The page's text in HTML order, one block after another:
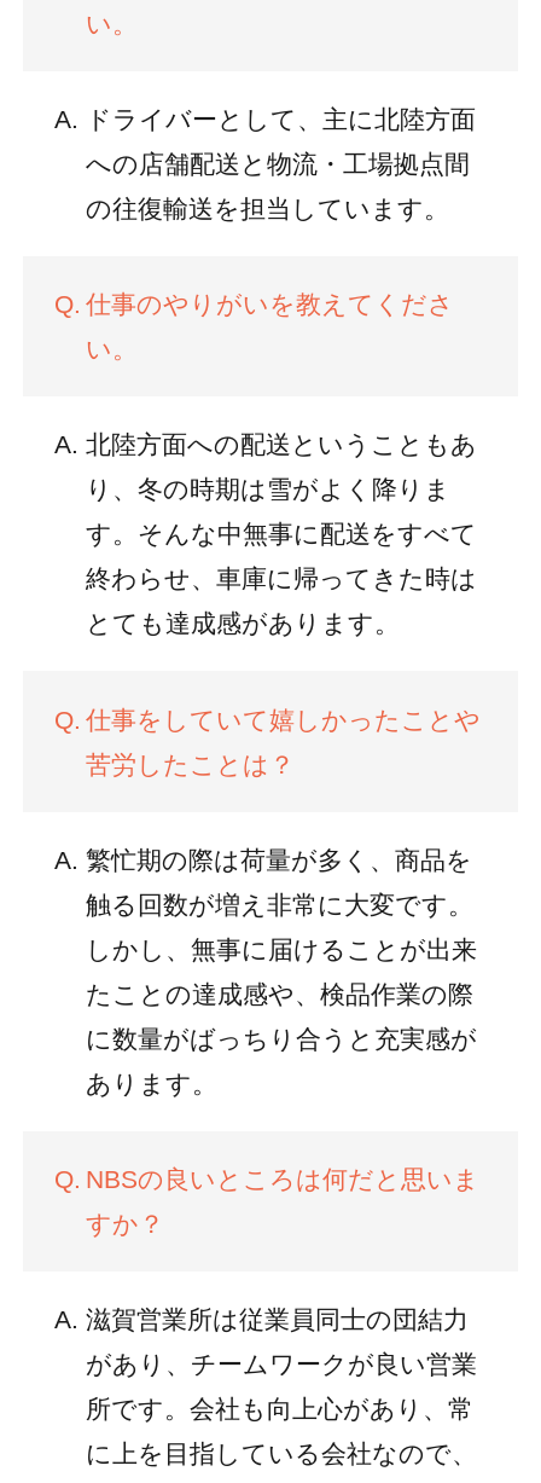
い。
ドライバーとして、主に北陸方面
への店舗配送と物流・工場拠点間
の往復輸送を担当しています。
仕事のやりがいを教えてくださ
い。
北陸方面への配送ということもあ
り、冬の時期は雪がよく降りま
す。そんな中無事に配送をすべて
終わらせ、車庫に帰ってきた時は
とても達成感があります。
仕事をしていて嬉しかったことや
苦労したことは？
繁忙期の際は荷量が多く、商品を
触る回数が増え非常に大変です。
しかし、無事に届けることが出来
たことの達成感や、検品作業の際
に数量がばっちり合うと充実感が
あります。
NBSの良いところは何だと思いま
すか？
滋賀営業所は従業員同士の団結力
があり、チームワークが良い営業
所です。会社も向上心があり、常
に上を目指している会社なので、